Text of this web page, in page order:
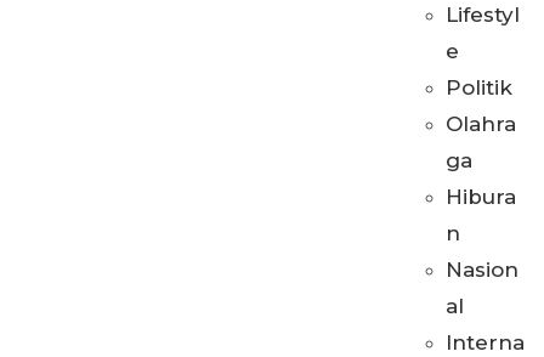
Lifestyl
e
Politik
Olahra
ga
Hibura
n
Nasion
al
Interna